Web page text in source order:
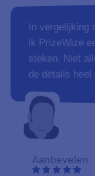
In vergelijking
ik PrizeWize
steken. Niet
de details
Aanbevelen